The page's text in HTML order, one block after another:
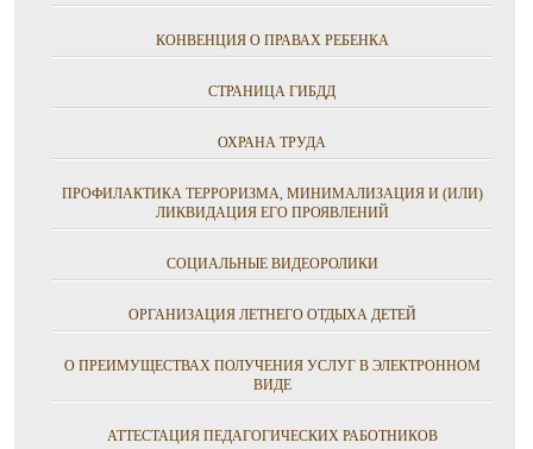
КОНВЕНЦИЯ О ПРАВАХ РЕБЕНКА
СТРАНИЦА ГИБДД
ОХРАНА ТРУДА
ПРОФИЛАКТИКА ТЕРРОРИЗМА, МИНИМАЛИЗАЦИЯ И (ИЛИ)
ЛИКВИДАЦИЯ ЕГО ПРОЯВЛЕНИЙ
СОЦИАЛЬНЫЕ ВИДЕОРОЛИКИ
ОРГАНИЗАЦИЯ ЛЕТНЕГО ОТДЫХА ДЕТЕЙ
О ПРЕИМУЩЕСТВАХ ПОЛУЧЕНИЯ УСЛУГ В ЭЛЕКТРОННОМ
ВИДЕ
АТТЕСТАЦИЯ ПЕДАГОГИЧЕСКИХ РАБОТНИКОВ